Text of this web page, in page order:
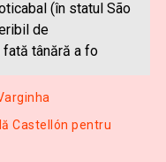
(în statul São
de
fată tânără a fo
Castellón pentru